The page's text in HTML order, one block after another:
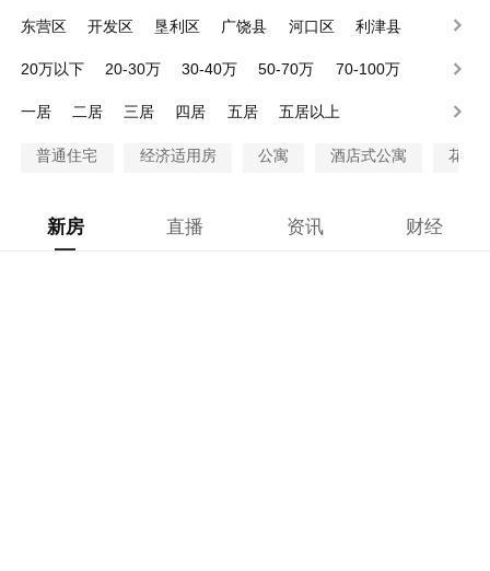
东营区 开发区 垦利区 广饶县 河口区 利津县
20万以下 20-30万 30-40万 50-70万
70-100万
一居
二居 三居 四居 五居 五居以上
普通住宅 经济适用房 公寓 酒店式公寓 花园
新房 直播 资讯 财经